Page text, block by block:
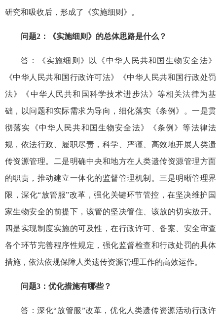
研究和吸收后，形成了《实施细则》。
问题2：《实施细则》的总体思路是什么？
答：《实施细则》以《中华人民共和国生物安全法》
《中华人民共和国行政许可法》《中华人民共和国行政处罚
法》《中华人民共和国科学技术进步法》等相关法律为基
础，以问题和实际需求为导向，细化落实《条例》。一是贯
彻落实《中华人民共和国生物安全法》《条例》等法律法
规，依法行政、履职尽责，科学、严谨、高效地开展人类遗
传资源管理。二是明确中央和地方在人类遗传资源管理方面
的职责，推动建立一体化的监督管理机制。三是明晰管理界
限，深化“放管服”改革，强化关键环节管控，在坚决维护国
家生物安全的前提下，该管的坚决管住、该放的切实放开。
四是实现制度实施的可及性，在行政许可、备案、安全审查
各个环节完善程序性规定，强化监督检查和行政处罚的具体
措施，依法依规保障人类遗传资源管理工作的高效运作。
问题3：优化措施有哪些？
答：深化“放管服”改革，优化人类遗传资源活动行政许